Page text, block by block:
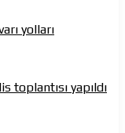
yolları
toplantısı yapıldı